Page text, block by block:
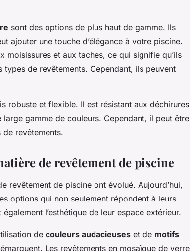
sont des options de plus haut de gamme. Ils
ajouter une touche d’élégance à votre piscine.
moisissures et aux taches, ce qui signifie qu’ils
types de revêtements. Cependant, ils peuvent
robuste et flexible. Il est résistant aux déchirures
gamme de couleurs. Cependant, il peut être
de revêtements.
de revêtement de piscine
revêtement de piscine ont évolué. Aujourd’hui,
options qui non seulement répondent à leurs
l’esthétique de leur espace extérieur.
de couleurs audacieuses et de motifs
Les revêtements en mosaïque de verre